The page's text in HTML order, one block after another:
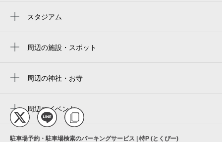
萩原天神駅スタジアム
周辺の施設・スポット
ナカバヤシ株式会社 大阪本社 堺オフィス
堺市立日置荘西小学校
エヌエムトラントヌフセンター
周辺の神社・お寺
周辺のイベント
周辺にイベントが見つかりませんでした。
駐車場予約・駐車場検索のパーキングサービス | 特P (とくぴー)